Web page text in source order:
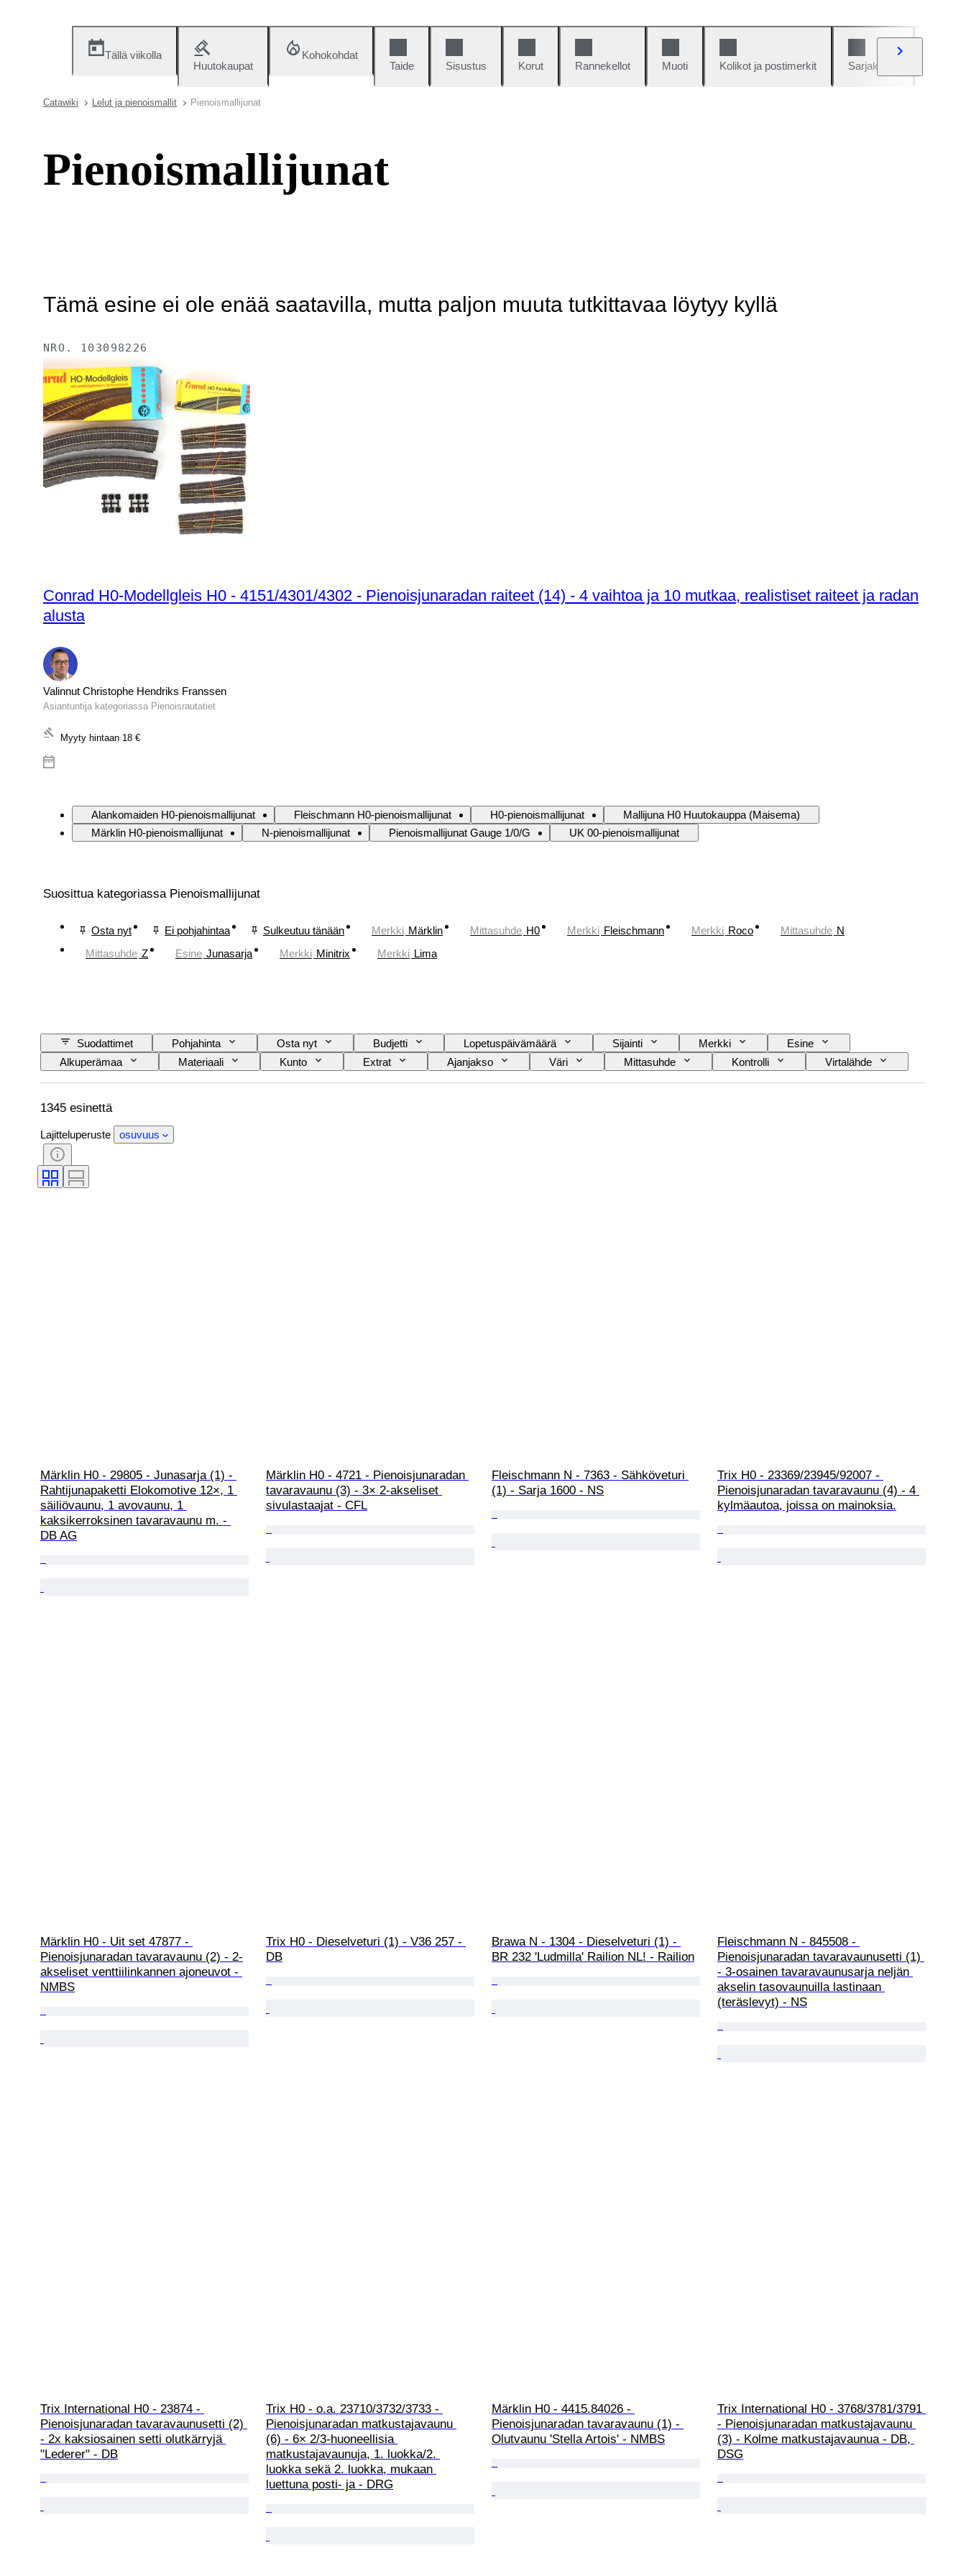
Tällä viikolla
Huutokaupat
Kohokohdat
Taide
Sisustus Korut Rannekellot Muoti Kolikot ja postimerkit Sarjakuvat
Catawiki Lelut ja pienoismallit Pienoismallijunat
Pienoismallijunat
Tämä esine ei ole enää saatavilla, mutta paljon muuta tutkittavaa löytyy kyllä
NRO. 103098226
Conrad H0-Modellgleis H0 - 4151/4301/4302 - Pienoisjunaradan raiteet (14) - 4 vaihtoa ja 10 mutkaa, realistiset raiteet ja radan
alusta
Valinnut Christophe Hendriks Franssen
Asiantuntija kategoriassa Pienoisrautatiet
Myyty hintaan 18 €
Alankomaiden H0-pienoismallijunat Fleischmann H0-pienoismallijunat H0-pienoismallijunat
Mallijuna H0 Huutokauppa (Maisema)
Märklin H0-pienoismallijunat
N-pienoismallijunat Pienoismallijunat Gauge 1/0/G UK 00-pienoismallijunat
Suosittua kategoriassa Pienoismallijunat
Osta nyt Ei pohjahintaa Sulkeutuu tänään Merkki Märklin Mittasuhde H0 Merkki Fleischmann Merkki Roco Mittasuhde N
Mittasuhde Z Esine Junasarja Merkki Minitrix Merkki Lima
Suodattimet Pohjahinta Osta nyt Budjetti Lopetuspäivämäärä Sijainti Merkki
Esine
Alkuperämaa
Materiaali Kunto Extrat Ajanjakso Väri Mittasuhde Kontrolli
Virtalähde
Rautatieyhtiä
Aikakausi
1345 esinettä
Lajitteluperuste osuvuus
Märklin H0 - 29805 - Junasarja (1) -
Rahtijunapaketti Elokomotive 12×, 1
säiliövaunu, 1 avovaunu, 1
kaksikerroksinen tavaravaunu m. -
DB AG
Märklin H0 - 4721 - Pienoisjunaradan
tavaravaunu (3) - 3× 2-akseliset
sivulastaajat - CFL
Fleischmann N - 7363 - Sähköveturi
(1) - Sarja 1600 - NS
Trix H0 - 23369/23945/92007 -
Pienoisjunaradan tavaravaunu (4) - 4
kylmäautoa, joissa on mainoksia.
Märklin H0 - Uit set 47877 -
Pienoisjunaradan tavaravaunu (2) - 2-
akseliset venttiilinkannen ajoneuvot -
NMBS
Trix H0 - Dieselveturi (1) - V36 257 -
DB
Brawa N - 1304 - Dieselveturi (1) -
BR 232 'Ludmilla' Railion NL! - Railion
Fleischmann N - 845508 -
Pienoisjunaradan tavaravaunusetti (1)
- 3-osainen tavaravaunusarja neljän
akselin tasovaunuilla lastinaan
(teräslevyt) - NS
Trix International H0 - 23874 -
Pienoisjunaradan tavaravaunusetti (2)
- 2x kaksiosainen setti olutkärryjä
"Lederer" - DB
Trix H0 - o.a. 23710/3732/3733 -
Pienoisjunaradan matkustajavaunu
(6) - 6× 2/3-huoneellisia
matkustajavaunuja, 1. luokka/2.
luokka sekä 2. luokka, mukaan
luettuna posti- ja - DRG
Märklin H0 - 4415.84026 -
Pienoisjunaradan tavaravaunu (1) -
Olutvaunu 'Stella Artois' - NMBS
Trix International H0 - 3768/3781/3791
- Pienoisjunaradan matkustajavaunu
(3) - Kolme matkustajavaunua - DB,
DSG